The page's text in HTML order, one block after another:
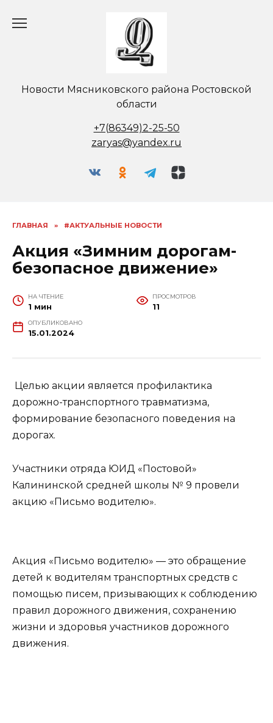
Новости Мясниковского района Ростовской
области
+7(86349)2-25-50
zaryas@yandex.ru
ГЛАВНАЯ » #АКТУАЛЬНЫЕ НОВОСТИ
Акция «Зимним дорогам-
безопасное движение»
НА ЧТЕНИЕ
1 мин
ПРОСМОТРОВ
11
ОПУБЛИКОВАНО
15.01.2024
Целью акции является профилактика
дорожно-транспортного травматизма,
формирование безопасного поведения на
дорогах.
Участники отряда ЮИД «Постовой»
Калининской средней школы № 9 провели
акцию «Письмо водителю».
Акция «Письмо водителю» — это обращение
детей к водителям транспортных средств с
помощью писем, призывающих к соблюдению
правил дорожного движения, сохранению
жизни и здоровья участников дорожного
движения.